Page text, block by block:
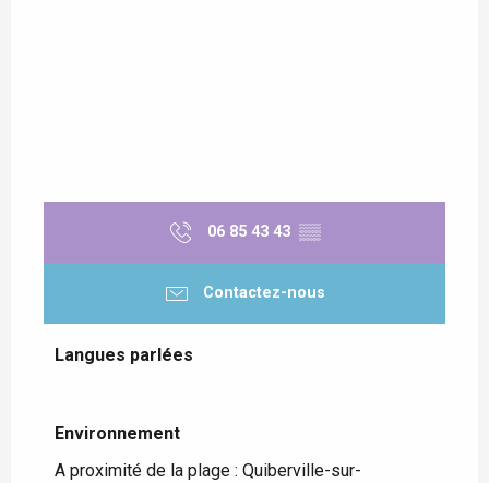
06 85 43 43 ▒▒
Contactez-nous
Langues parlées
Langues parlées
Environnement
Environnement
A proximité de la plage : Quiberville-sur-